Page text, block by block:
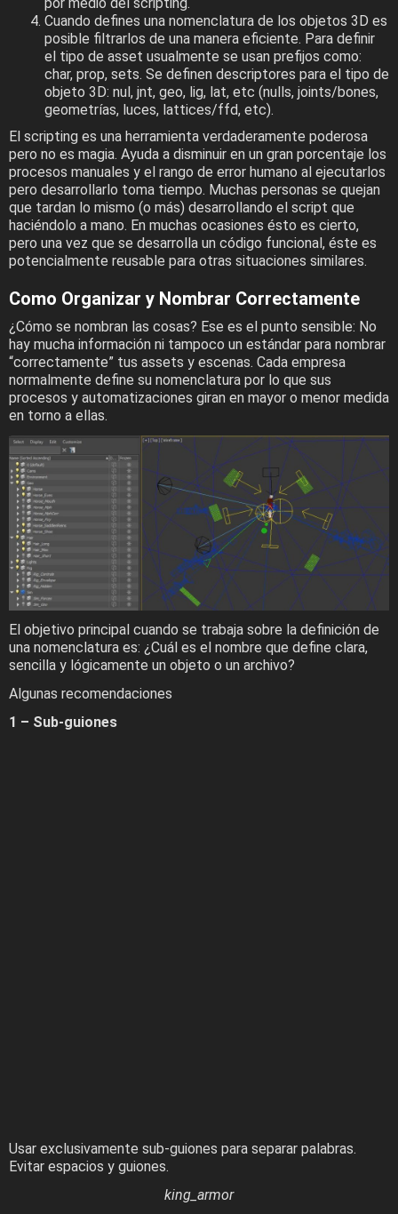
Cuando defines una nomenclatura de los objetos 3D es
posible filtrarlos de una manera eficiente. Para definir
el tipo de asset usualmente se usan prefijos como:
char, prop, sets. Se definen descriptores para el tipo de
objeto 3D: nul, jnt, geo, lig, lat, etc (nulls, joints/bones,
geometrías, luces, lattices/ffd, etc).
El scripting es una herramienta verdaderamente poderosa
pero no es magia. Ayuda a disminuir en un gran porcentaje los
procesos manuales y el rango de error humano al ejecutarlos
pero desarrollarlo toma tiempo. Muchas personas se quejan
que tardan lo mismo (o más) desarrollando el script que
haciéndolo a mano. En muchas ocasiones ésto es cierto,
pero una vez que se desarrolla un código funcional, éste es
potencialmente reusable para otras situaciones similares.
Como Organizar y Nombrar Correctamente
¿Cómo se nombran las cosas? Ese es el punto sensible: No
hay mucha información ni tampoco un estándar para nombrar
“correctamente” tus assets y escenas. Cada empresa
normalmente define su nomenclatura por lo que sus
procesos y automatizaciones giran en mayor o menor medida
en torno a ellas.
El objetivo principal cuando se trabaja sobre la definición de
una nomenclatura es: ¿Cuál es el nombre que define clara,
sencilla y lógicamente un objeto o un archivo?
Algunas recomendaciones
1 – Sub-guiones
Usar exclusivamente sub-guiones para separar palabras.
Evitar espacios y guiones.
king_armor